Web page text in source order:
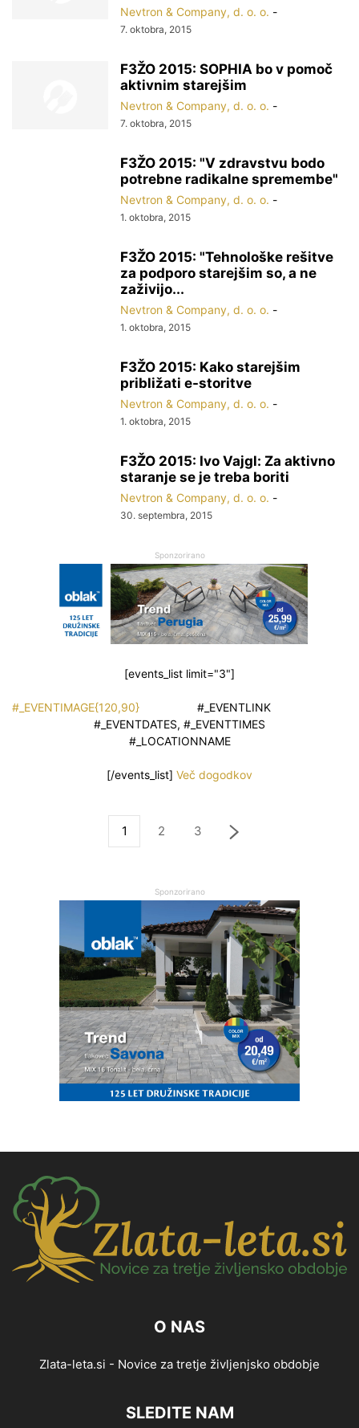
Nevtron & Company, d. o. o. -
7. oktobra, 2015
F3ŽO 2015: SOPHIA bo v pomoč
aktivnim starejšim
Nevtron & Company, d. o. o. -
7. oktobra, 2015
F3ŽO 2015: "V zdravstvu bodo
potrebne radikalne spremembe"
Nevtron & Company, d. o. o. -
1. oktobra, 2015
F3ŽO 2015: "Tehnološke rešitve
za podporo starejšim so, a ne
zaživijo...
Nevtron & Company, d. o. o. -
1. oktobra, 2015
F3ŽO 2015: Kako starejšim
približati e-storitve
Nevtron & Company, d. o. o. -
1. oktobra, 2015
F3ŽO 2015: Ivo Vajgl: Za aktivno
staranje se je treba boriti
Nevtron & Company, d. o. o. -
30. septembra, 2015
Sponzorirano
[events_list limit="3"]
#_EVENTIMAGE{120,90}
#_EVENTLINK
#_EVENTDATES, #_EVENTTIMES
#_LOCATIONNAME
[/events_list] Več dogodkov
1 2 3
Sponzorirano
O NAS
Zlata-leta.si - Novice za tretje življenjsko obdobje
SLEDITE NAM